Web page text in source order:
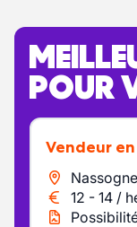
POUR
Vendeur
Nassogne
12 - 14 /